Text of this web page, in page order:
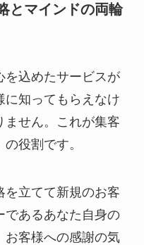
とマインドの両輪
を込めたサービスが
に知ってもらえなけ
ません。これが集客
役割です。
を立てて新規のお客
であるあなた自身の
お客様への感謝の気